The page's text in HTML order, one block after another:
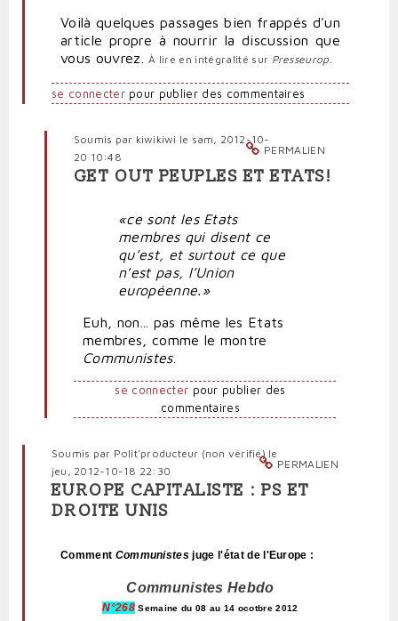
Voilà quelques passages bien frappés d'un
article propre à nourrir la discussion que
vous ouvrez.À lire en intégralité sur Presseurop.
se connecterpour publier des commentaires
PERMALIEN
Soumis par kiwikiwi le sam, 2012-10-
20 10:48
En
la
place
des
par
(non
vérifié)
GET OUT PEUPLES ET ETATS!
«ce sont les Etats
membres qui disent ce
qu’est, et surtout ce que
n’est pas, l’Union
européenne.»
Euh, non... pas même les Etats
membres, comme le montre
Communistes.
se connecter pour publier des
commentaires
PERMALIEN
Soumis par Polit'producteur (non vérifié)le
jeu, 2012-10-18 22:30
EUROPE CAPITALISTE : PS ET
DROITE UNIS
Comment Communistes juge l'état de l'Europe :
Communistes Hebdo
N°268 Semaine du 08 au 14 ocotbre 2012